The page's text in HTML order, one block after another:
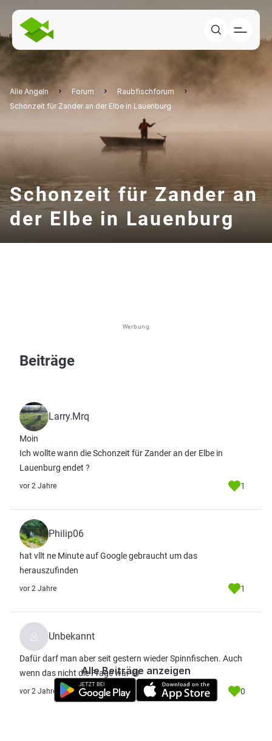
Alle Angeln Forum
Raubfischforum
Schonzeit für Zander an der Elbe in Lauenburg
Schonzeit für Zander an
der Elbe in Lauenburg
Werbung
Beiträge
Larry.Mrq
Moin
Ich wollte wann die Schonzeit für Zander an der Elbe in
Lauenburg endet ?
vor 2 Jahre 1
Philip06
hat vllt ne Minute auf Google gebraucht um das
herauszufinden
vor 2 Jahre 1
Unbekannt
Dafür darf man aber seit gestern wieder Spinnfischen. Auch
wenn das nicht die Frage war 😅
vor 2 Jahre 0
Alle Beiträge anzeigen